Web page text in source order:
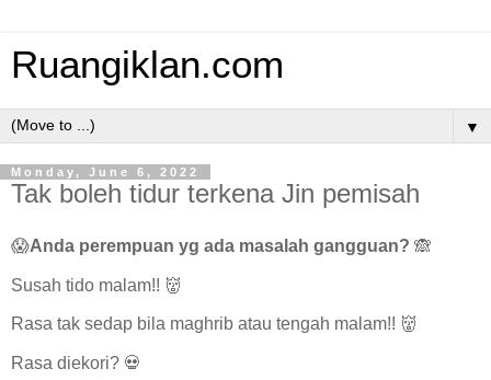
Ruangiklan.com
▼
Monday, June 6, 2022
Tak boleh tidur terkena Jin pemisah
😱Anda perempuan yg ada masalah gangguan? 🙈
Susah tido malam!! 👹
Rasa tak sedap bila maghrib atau tengah malam!! 👹
Rasa diekori? 💀